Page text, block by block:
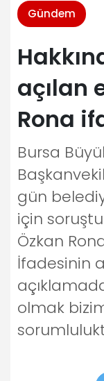
Gündem
açılan
Rona
Bursa
gün
için
Özkan
İfadesinin
olmak